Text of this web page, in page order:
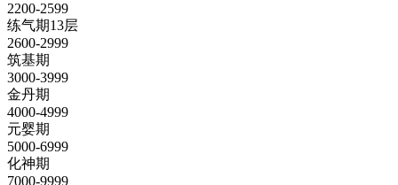
2200-2599
练气期13层
2600-2999
筑基期
3000-3999
金丹期
4000-4999
元婴期
5000-6999
化神期
7000-9999